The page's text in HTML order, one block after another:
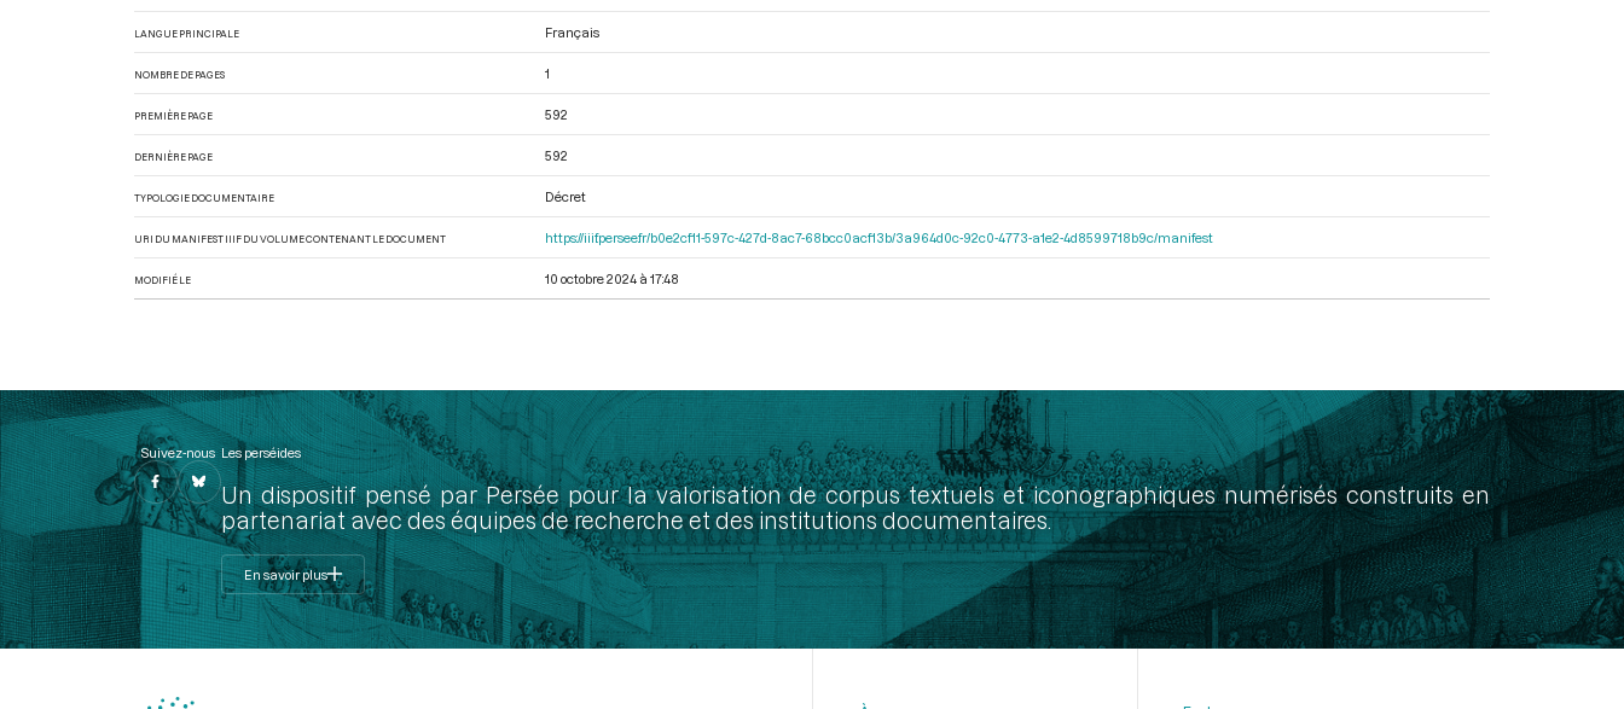
LANGUE PRINCIPALE Français
NOMBRE DE PAGES 1
PREMIÈRE PAGE 592
DERNIÈRE PAGE 592
TYPOLOGIE DOCUMENTAIRE Décret
URI DU MANIFEST IIIF DU VOLUME CONTENANT LE DOCUMENT https://iiif.persee.fr/b0e2cf11-597c-427d-8ac7-68bcc0acf13b/3a964d0c-92c0-4773-a1e2-4d8599718b9c/manifest
MODIFIÉ LE 10 octobre 2024 à 17:48
Suivez-nous Les perséides
Un dispositif pensé par Persée pour la valorisation de corpus textuels et iconographiques numérisés construits en
partenariat avec des équipes de recherche et des institutions documentaires.
En savoir plus